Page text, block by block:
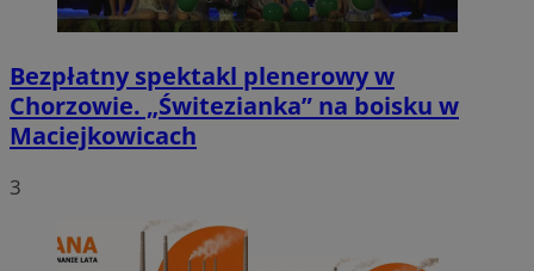
Bezpłatny spektakl plenerowy w
Chorzowie. „Świtezianka” na boisku w
Maciejkowicach
3